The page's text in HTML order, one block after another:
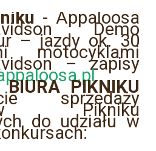
- Appaloosa
Demo
– jazdy ok. 30
motocyklami
– zapisy
PIKNIKU
sprzedaży
Pikniku
do udziału w